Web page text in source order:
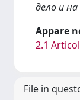
дело и на
Appare
2.1
File in